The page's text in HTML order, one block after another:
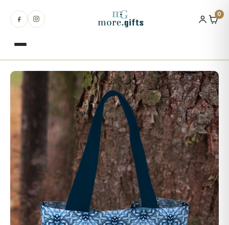
0
Produkty
Dla kogo
Natura
Miejsca
Zakątek nadziei